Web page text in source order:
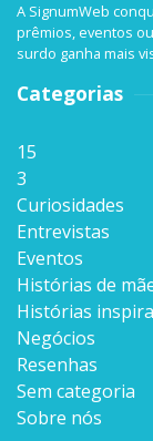
A SignumWeb
prêmios, eventos
surdo ganha mais
Categorias
15
3
Curiosidades
Entrevistas
Eventos
Histórias de
Histórias
Negócios
Resenhas
Sem categoria
Sobre nós